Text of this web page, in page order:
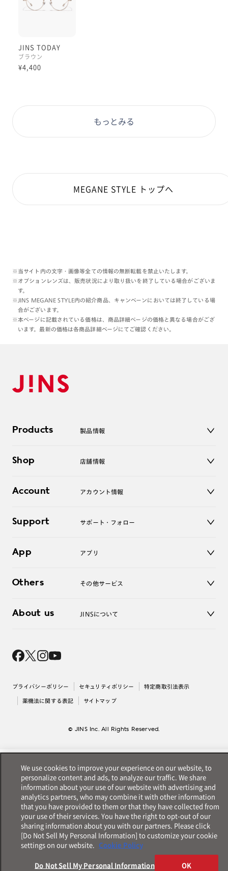
眩しさ対策としてはやや弱めなので、ファッションアイ
#PD58 #丸顔 #PCウィンター
JINS TODAY
ブラウン
¥4,400
もっとみる
MEGANE STYLE トップへ
※当サイト内の文字・画像等全ての情報の無断転載を禁止いたします。
※オプションレンズは、販売状況により取り扱いを終了している場合がございま
す。
※JINS MEGANE STYLE内の紹介商品、キャンペーンにおいては終了している場
合がございます。
※本ページに記載されている価格は、商品詳細ページの価格と異なる場合がござ
います。最新の価格は各商品詳細ページにてご確認ください。
Products 製品情報
サングラス
コンタクトレンズ
アクセサリー
Shop 店舗情報
オンラインショップ
Account アカウント情報
ログアウト
Support サポート・フォロー
よくあるご質問
お問い合わせ
App アプリ
Others その他サービス
レンズ交換
About us JINSについて
採用情報
プライバシーポリシー セキュリティポリシー 特定商取引法表示
薬機法に関する表記 サイトマップ
© JINS Inc. All Rights Reserved.
We use cookies to improve your experience on our website, to
personalize content and ads, to analyze our traffic. We share
information about your use of our website with advertising and
analytics partners, who may combine it with other information
that you have provided to them or that they have collected from
your use of their services. You have the right to opt-out of our
sharing information about you with our partners. Please click
[Do Not Sell My Personal Information] to customize your cookie
settings on our website. Cookie Policy
Do Not Sell My Personal Information OK